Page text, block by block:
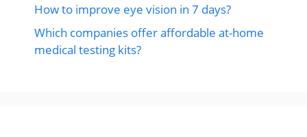
How to improve eye vision in 7 days?
Which companies offer affordable at-home
medical testing kits?